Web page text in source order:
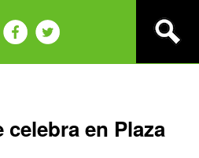
celebra en Plaza